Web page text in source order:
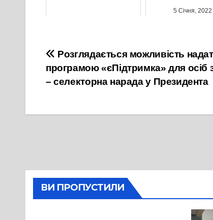
5 Січня, 2022
Навігація
записів
Розглядається можливість
програмою «єПідтримка» для осіб
– селекторна нарада у Президента
ВИ ПРОПУСТИЛИ